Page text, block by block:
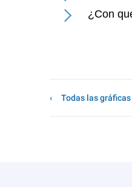
¿Con
Todas las